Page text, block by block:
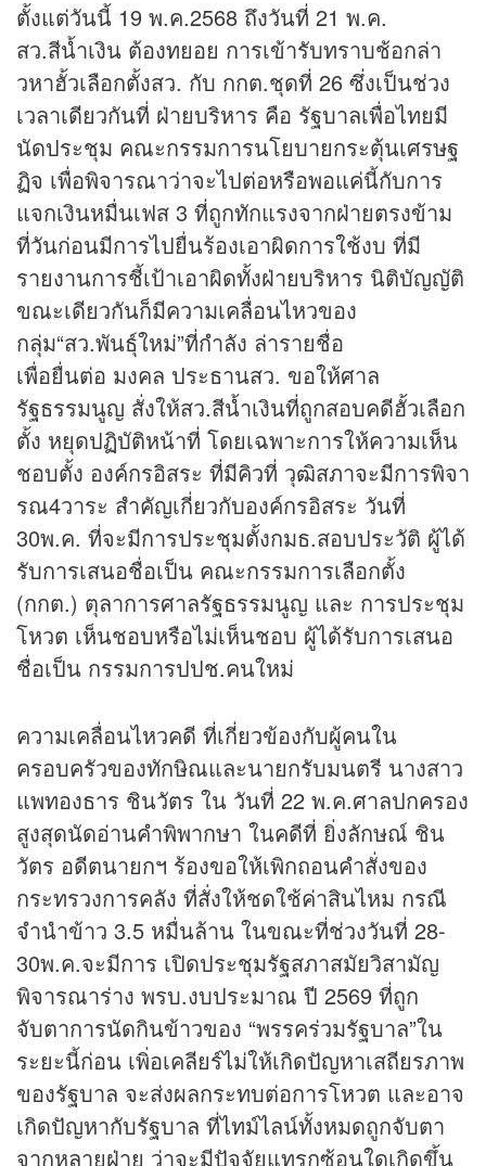
ตั้งแต่วันนี้ 19 พ.ค.2568 ถึงวันที่ 21 พ.ค.
สว.สีน้ำเงิน ต้องทยอย การเข้ารับทราบช้อกล่า
วหาฮั้วเลือกตั้งสว. กับ กกต.ชุดที่ 26 ซึ่งเป็นช่วง
เวลาเดียวกันที่ ฝ่ายบริหาร คือ รัฐบาลเพื่อไทยมี
นัดประชุม คณะกรรมการนโยบายกระตุ้นเศรษฐ
ฏิจ เพื่อพิจารณาว่าจะไปต่อหรือพอแค่นี้กับการ
แจกเงินหมื่นเฟส 3 ที่ถูกทักแรงจากฝ่ายตรงข้าม
ที่วันก่อนมีการไปยื่นร้องเอาผิดการใช้งบ ที่มี
รายงานการชี้เป้าเอาผิดทั้งฝ่ายบริหาร นิติบัญญัติ
ขณะเดียวกันก็มีความเคลื่อนไหวของ
กลุ่ม“สว.พันธุ์ใหม่”ที่กำลัง ล่ารายชื่อ
เพื่อยื่นต่อ มงคล ประธานสว. ขอให้ศาล
รัฐธรรมนูญ สั่งให้สว.สีน้ำเงินที่ถูกสอบคดีฮั้วเลือก
ตั้ง หยุดปฏิบัติหน้าที่ โดยเฉพาะการให้ความเห็น
ชอบตั้ง องค์กรอิสระ ที่มีคิวที่ วุฒิสภาจะมีการพิจา
รณ4วาระ สำคัญเกี่ยวกับองค์กรอิสระ วันที่
30พ.ค. ที่จะมีการประชุมตั้งกมธ.สอบประวัติ ผู้ได้
รับการเสนอชื่อเป็น คณะกรรมการเลือกตั้ง
(กกต.) ตุลาการศาลรัฐธรรมนูญ และ การประชุม
โหวต เห็นชอบหรือไม่เห็นชอบ ผู้ได้รับการเสนอ
ชื่อเป็น กรรมการปปช.คนใหม่
ความเคลื่อนไหวคดี ที่เกี่ยวข้องกับผู้คนใน
ครอบครัวของทักษิณและนายกรับมนตรี นางสาว
แพทองธาร ชินวัตร ใน วันที่ 22 พ.ค.ศาลปกครอง
สูงสุดนัดอ่านคำพิพากษา ในคดีที่ ยิ่งลักษณ์ ชิน
วัตร อดีตนายกฯ ร้องขอให้เพิกถอนคำสั่งของ
กระทรวงการคลัง ที่สั่งให้ชดใช้ค่าสินไหม กรณี
จำนำข้าว 3.5 หมื่นล้าน ในขณะที่ช่วงวันที่ 28-
30พ.ค.จะมีการ เปิดประชุมรัฐสภาสมัยวิสามัญ
พิจารณาร่าง พรบ.งบประมาณ ปี 2569 ที่ถูก
จับตาการนัดกินข้าวของ “พรรคร่วมรัฐบาล”ใน
ระยะนี้ก่อน เพิ่อเคลียร์ไม่ให้เกิดปัญหาเสถียรภาพ
ของรัฐบาล จะส่งผลกระทบต่อการโหวต และอาจ
เกิดปัญหากับรัฐบาล ที่ไทม์ไลน์ทั้งหมดถูกจับตา
จากหลายฝ่าย ว่าจะมีปัจจัยแทรกซ้อนใดเกิดขึ้น